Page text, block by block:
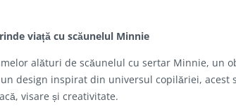
viață cu scăunelul Minnie
alături de scăunelul cu sertar Minnie, un
design inspirat din universul copilăriei, acest
visare și creativitate.